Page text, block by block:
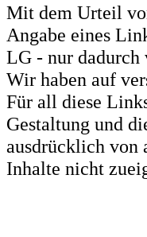
Mit dem Urteil
Angabe eines
LG - nur dadurch
Wir haben auf
Für all diese
Gestaltung und
ausdrücklich von
Inhalte nicht